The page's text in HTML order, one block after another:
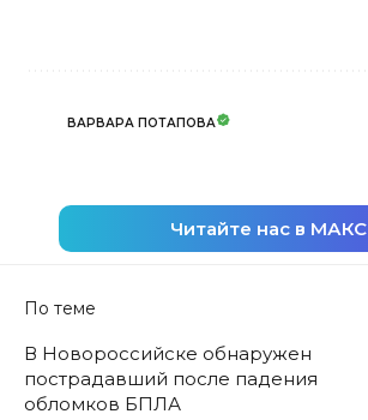
ВАРВАРА ПОТАПОВА
Читайте нас в МАКС
По теме
В Новороссийске обнаружен
пострадавший после падения
обломков БПЛА